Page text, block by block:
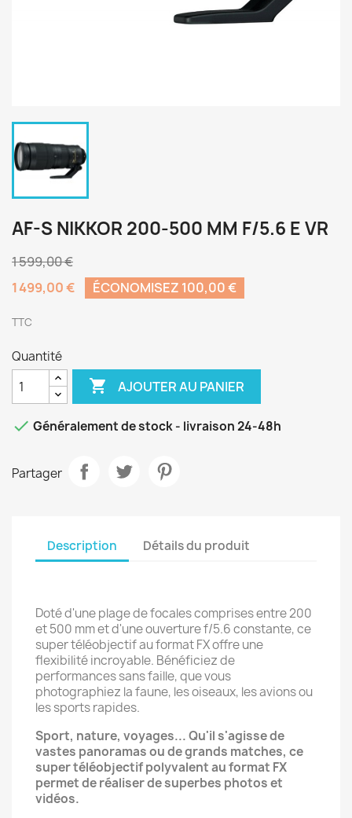
AF-S NIKKOR 200-500 MM F/5.6 E VR
1 599,00 €
1 499,00 €
ÉCONOMISEZ 100,00 €
TTC
Quantité
 AJOUTER AU PANIER
 Généralement de stock - livraison 24-48h
Partager
Description Détails du produit
Doté d'une plage de focales comprises entre 200
et 500 mm et d'une ouverture f/5.6 constante, ce
super téléobjectif au format FX offre une
flexibilité incroyable. Bénéficiez de
performances sans faille, que vous
photographiez la faune, les oiseaux, les avions ou
les sports rapides.
Sport, nature, voyages... Qu'il s'agisse de
vastes panoramas ou de grands matches, ce
super téléobjectif polyvalent au format FX
permet de réaliser de superbes photos et
vidéos.